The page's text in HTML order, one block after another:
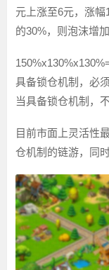
元上涨至6元，涨
的30%，则泡沫增加
具备锁仓机制，必
当具备锁仓机制，
目前市面上灵活性
仓机制的链游，同